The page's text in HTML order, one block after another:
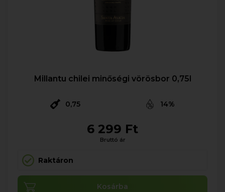
Millantu chilei minőségi vörösbor 0,75l
0,75 14%
6 299 Ft
Bruttó ár
Raktáron
Kosárba